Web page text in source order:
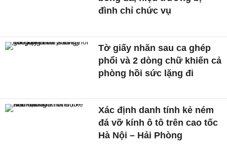
đình chỉ chức vụ
Tờ giấy nhăn sau ca ghép
phổi và 2 dòng chữ khiến cả
phòng hồi sức lặng đi
Xác định danh tính kẻ ném
đá vỡ kính ô tô trên cao tốc
Hà Nội – Hải Phòng